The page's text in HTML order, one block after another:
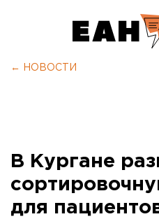
← НОВОСТИ
В Кургане
для